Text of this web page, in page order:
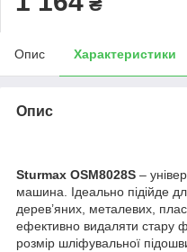
Опис Характеристики
Опис
Sturmax OSM8028S –
машина. Ідеально підійде
дерев’яних, металевих,
ефективно видаляти стару
розмір шліфувальної